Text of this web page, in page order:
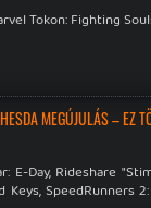
Tokon: Fighting
MEGÚJULÁS – EZ
E-Day, Rideshare
Keys, SpeedRunners